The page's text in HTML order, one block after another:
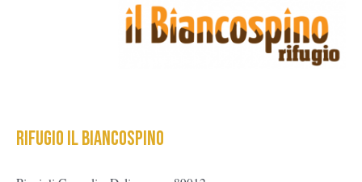
RIFUGIO IL BIANCOSPINO